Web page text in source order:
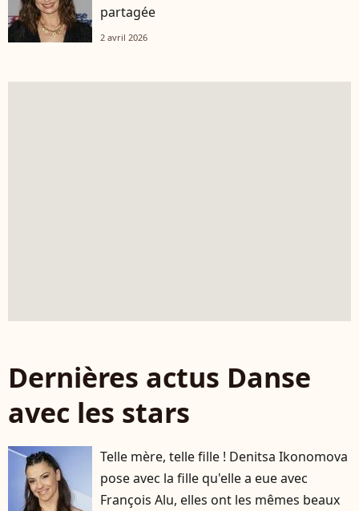
partagée
2 avril 2026
Dernières actus Danse
avec les stars
Telle mère, telle fille ! Denitsa Ikonomova
pose avec la fille qu'elle a eue avec
François Alu, elles ont les mêmes beaux